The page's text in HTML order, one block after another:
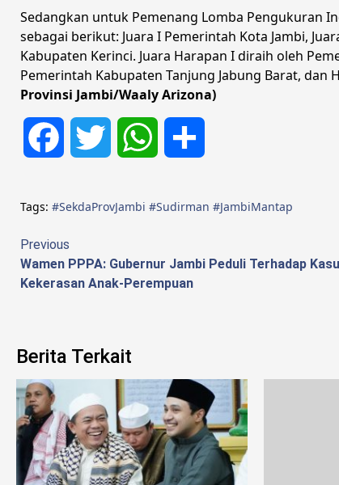
Sedangkan untuk Pemenang Lomba Pengukuran
sebagai berikut: Juara I Pemerintah Kota Jambi,
Kabupaten Kerinci. Juara Harapan I diraih oleh
Pemerintah Kabupaten Tanjung Jabung Barat,
Provinsi Jambi/Waaly Arizona)
Facebook Twitter WhatsApp
Tags: #SekdaProvJambi #Sudirman #JambiMantap
Continue
Reading
Previous
Wamen PPPA: Gubernur Jambi Peduli Terhadap
Kekerasan Anak-Perempuan
Berita Terkait